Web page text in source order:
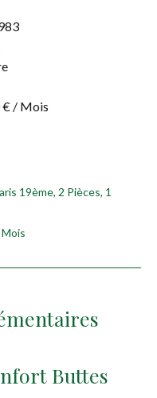
€ / Mois
19ème, 2 Pièces, 1
Buttes